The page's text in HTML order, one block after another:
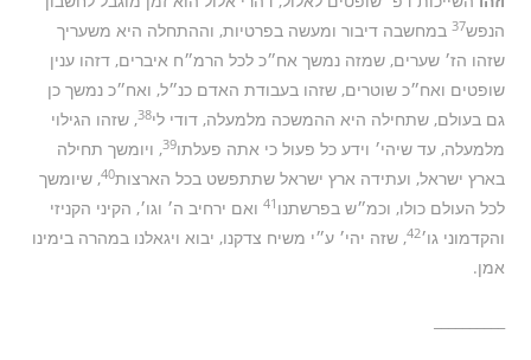
הנפש37 במחשבה דיבור ומעשה בפרטיות, וההתחלה היא משעריך
שזהו הז׳ שערים, שמזה נמשך אח״כ לכל הרמ״ח איברים, דזהו ענין
שופטים ואח״כ שוטרים, שזהו בעבודת האדם כנ״ל, ואח״כ נמשך כן
גם בעולם, שתחילה היא ההמשכה מלמעלה, דודי לי38, שזהו הגילוי
מלמעלה, עד שיהי׳ וידע כל פעול כי אתה פעלתו39, ויומשך תחילה
בארץ ישראל, ועתידה ארץ ישראל שתתפשט בכל הארצות40, שיומשך
לכל העולם כולו, וכמ״ש בפרשתנו 41 ואם ירחיב ה׳ וגו׳, הקיני הקניזי
והקדמוני גו׳42, שזה יהי׳ ע״י משיח צדקנו, יבוא ויגאלנו במהרה בימינו
אמן.